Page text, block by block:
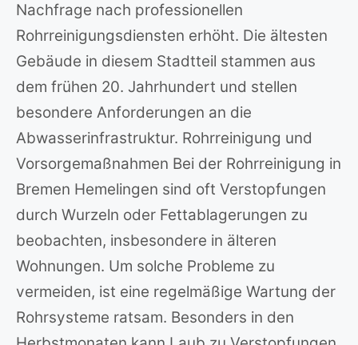
Nachfrage nach professionellen
Rohrreinigungsdiensten erhöht. Die ältesten
Gebäude in diesem Stadtteil stammen aus
dem frühen 20. Jahrhundert und stellen
besondere Anforderungen an die
Abwasserinfrastruktur. Rohrreinigung und
Vorsorgemaßnahmen Bei der Rohrreinigung in
Bremen Hemelingen sind oft Verstopfungen
durch Wurzeln oder Fettablagerungen zu
beobachten, insbesondere in älteren
Wohnungen. Um solche Probleme zu
vermeiden, ist eine regelmäßige Wartung der
Rohrsysteme ratsam. Besonders in den